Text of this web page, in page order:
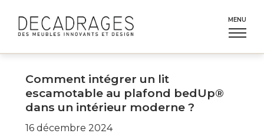
contenu
MENU
Comment intégrer un lit
escamotable au plafond bedUp®
dans un intérieur moderne ?
16 décembre 2024